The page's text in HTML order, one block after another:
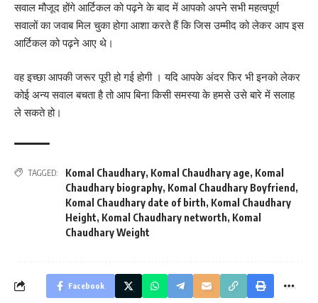
सवाल मौजूद होंगे आर्टिकल को पढ़ने के बाद में आपको अपने सभी महत्वपूर्ण
सवालों का जवाब मिल चुका होगा आशा करते हैं कि जिस उम्मीद को लेकर आप इस
आर्टिकल को पढ़ने आए थे।
वह इच्छा आपकी जरूर पूरी हो गई होगी । यदि आपके अंदर फिर भी इनको लेकर
कोई अन्य सवाल बचता है तो आप बिना किसी समस्या के हमसे उसे बारे में सलाह
ले सकते हो।
TAGGED: Komal Chaudhary, Komal Chaudhary age, Komal
Chaudhary biography, Komal Chaudhary Boyfriend ,
Komal Chaudhary date of birth, Komal Chaudhary
Height, Komal Chaudhary networth, Komal
Chaudhary Weight
Facebook